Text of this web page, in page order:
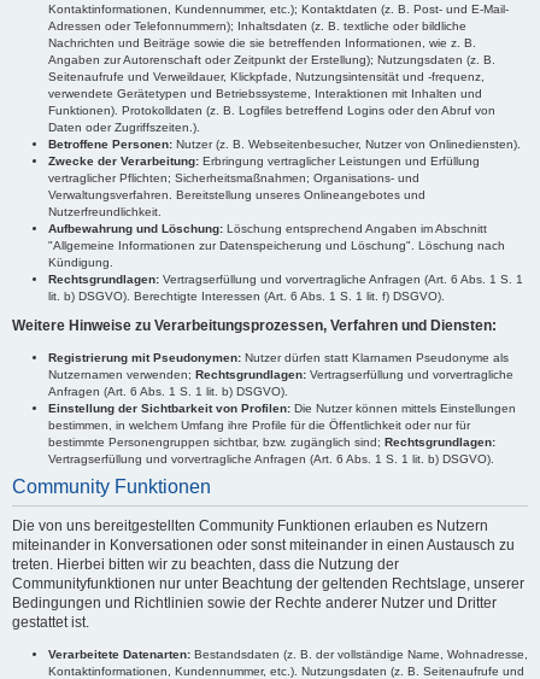
Kontaktinformationen, Kundennummer, etc.); Kontaktdaten (z. B. Post- und E-Mail-
Adressen oder Telefonnummern); Inhaltsdaten (z. B. textliche oder bildliche
Nachrichten und Beiträge sowie die sie betreffenden Informationen, wie z. B.
Angaben zur Autorenschaft oder Zeitpunkt der Erstellung); Nutzungsdaten (z. B.
Seitenaufrufe und Verweildauer, Klickpfade, Nutzungsintensität und -frequenz,
verwendete Gerätetypen und Betriebssysteme, Interaktionen mit Inhalten und
Funktionen). Protokolldaten (z. B. Logfiles betreffend Logins oder den Abruf von
Daten oder Zugriffszeiten.).
Betroffene Personen: Nutzer (z. B. Webseitenbesucher, Nutzer von Onlinediensten).
Zwecke der Verarbeitung: Erbringung vertraglicher Leistungen und Erfüllung
vertraglicher Pflichten; Sicherheitsmaßnahmen; Organisations- und
Verwaltungsverfahren. Bereitstellung unseres Onlineangebotes und
Nutzerfreundlichkeit.
Aufbewahrung und Löschung: Löschung entsprechend Angaben im Abschnitt
"Allgemeine Informationen zur Datenspeicherung und Löschung". Löschung nach
Kündigung.
Rechtsgrundlagen: Vertragserfüllung und vorvertragliche Anfragen (Art. 6 Abs. 1 S. 1
lit. b) DSGVO). Berechtigte Interessen (Art. 6 Abs. 1 S. 1 lit. f) DSGVO).
Weitere Hinweise zu Verarbeitungsprozessen, Verfahren und Diensten:
Registrierung mit Pseudonymen: Nutzer dürfen statt Klarnamen Pseudonyme als
Nutzernamen verwenden; Rechtsgrundlagen: Vertragserfüllung und vorvertragliche
Anfragen (Art. 6 Abs. 1 S. 1 lit. b) DSGVO).
Einstellung der Sichtbarkeit von Profilen: Die Nutzer können mittels Einstellungen
bestimmen, in welchem Umfang ihre Profile für die Öffentlichkeit oder nur für
bestimmte Personengruppen sichtbar, bzw. zugänglich sind; Rechtsgrundlagen:
Vertragserfüllung und vorvertragliche Anfragen (Art. 6 Abs. 1 S. 1 lit. b) DSGVO).
Community Funktionen
Die von uns bereitgestellten Community Funktionen erlauben es Nutzern
miteinander in Konversationen oder sonst miteinander in einen Austausch zu
treten. Hierbei bitten wir zu beachten, dass die Nutzung der
Communityfunktionen nur unter Beachtung der geltenden Rechtslage, unserer
Bedingungen und Richtlinien sowie der Rechte anderer Nutzer und Dritter
gestattet ist.
Verarbeitete Datenarten: Bestandsdaten (z. B. der vollständige Name, Wohnadresse,
Kontaktinformationen, Kundennummer, etc.). Nutzungsdaten (z. B. Seitenaufrufe und